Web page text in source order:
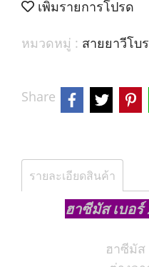
เพิ่มรายการโปรด
หมวดหมู่ : สายยาวีโบ
Share
รายละเอียดสินค้า
ฮาซีมัส เบอ
ฮาซีมัส